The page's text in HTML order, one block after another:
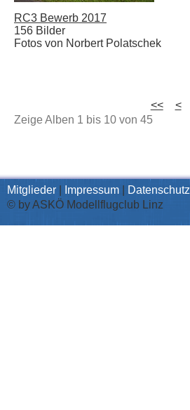
RC3 Bewerb 2017
156 Bilder
Fotos von Norbert Polatschek
<< <
Zeige Alben 1 bis 10 von 45
Mitglieder Impressum Datenschutz
© by ASKÖ Modellflugclub Linz